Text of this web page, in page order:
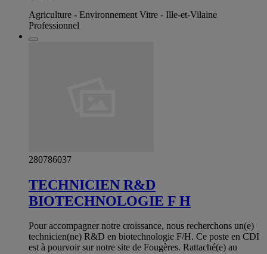
Agriculture - Environnement Vitre - Ille-et-Vilaine
Professionnel
280786037
TECHNICIEN R&D
BIOTECHNOLOGIE F H
Pour accompagner notre croissance, nous recherchons un(e)
technicien(ne) R&D en biotechnologie F/H. Ce poste en CDI
est à pourvoir sur notre site de Fougères. Rattaché(e) au